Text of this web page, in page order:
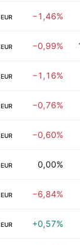
EUR −1,46%
EUR −0,99%
EUR −1,16%
EUR −0,76%
EUR −0,60%
EUR 0,00%
EUR −6,84%
EUR +0,57%